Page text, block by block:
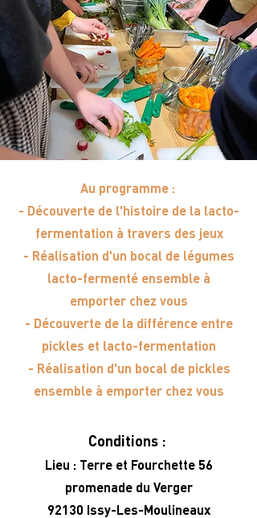
Au programme :
- Découverte de l'histoire de la lacto-
fermentation à travers des jeux
- Réalisation d'un bocal de légumes
lacto-fermenté ensemble à
emporter chez vous
- Découverte de la différence entre
pickles et lacto-fermentation
- Réalisation d'un bocal de pickles
ensemble à emporter chez vous
Conditions :
Lieu : Terre et Fourchette 56
promenade du Verger
92130 Issy-Les-Moulineaux​